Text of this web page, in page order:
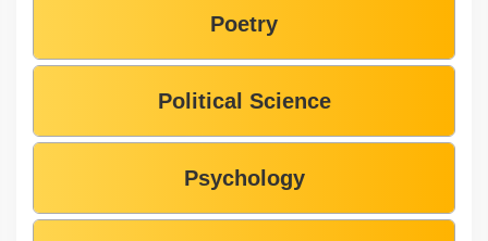
Poetry
Political Science
Psychology